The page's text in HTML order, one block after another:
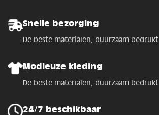
Snelle bezorging
De beste materialen, duurzaam bedrukt
Modieuze kleding
De beste materialen, duurzaam bedrukt
24/7 beschikbaar